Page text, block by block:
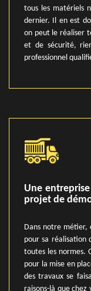
tous les matériels
dernier. Il en est
on peut le réaliser
et de sécurité,
professionnel
Une
projet de
Dans notre métier,
pour sa réalisation
toutes les normes.
pour la mise en
des travaux se
raisons-là que chez